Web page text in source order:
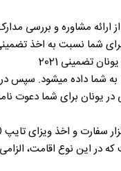
مشاوره و بررسی
شما نسبت به اخذ
تضمینی 2021
یونان برای شما دعوت